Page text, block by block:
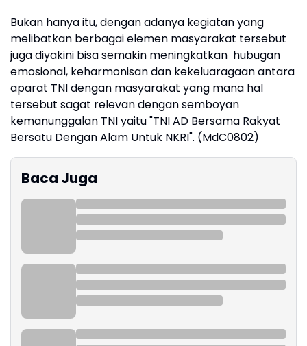
Bukan hanya itu, dengan adanya kegiatan yang
melibatkan berbagai elemen masyarakat tersebut
juga diyakini bisa semakin meningkatkan hubugan
emosional, keharmonisan dan kekeluaragaan antara
aparat TNI dengan masyarakat yang mana hal
tersebut sagat relevan dengan semboyan
kemanunggalan TNI yaitu "TNI AD Bersama Rakyat
Bersatu Dengan Alam Untuk NKRI". (MdC0802)
Baca Juga